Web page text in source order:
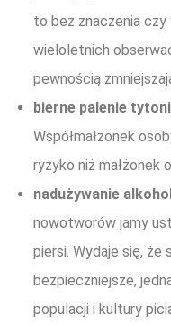
to bez znaczenia czy
wieloletnich
pewnością
bierne palenie
Współmałżonek
ryzyko niż małżonek
nadużywanie
nowotworów jamy
piersi. Wydaje się, że
bezpieczniejsze,
populacji i kultury